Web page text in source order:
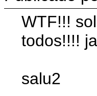
WTF!!!
todos!!!!
salu2